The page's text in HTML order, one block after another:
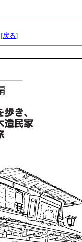
[戻る]